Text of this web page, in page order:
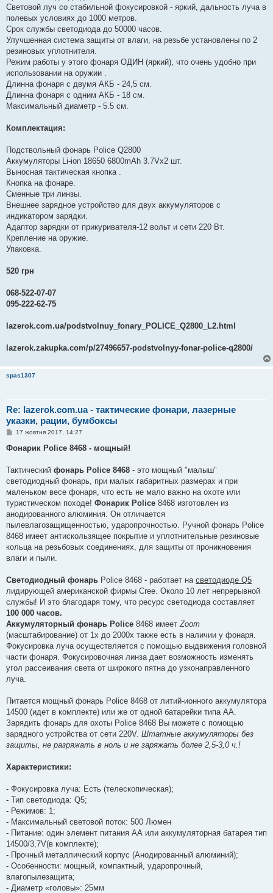
Световой луч со стабильной фокусировкой - яркий, дальность луча в
полевых условиях до 1000 метров.
Срок службы светодиода до 50000 часов.
Улучшенная система защиты от влаги, на резьбе установлены по 2
резиновых уплотнителя.
Режим работы у этого фонаря ОДИН (яркий), что очень удобно при
использовании на оружии .
Длинна фонаря с двумя АКБ - 24,5 см.
Длинна фонаря с одним АКБ - 18 см.
Максимальный диаметр - 5.5 см.
Комплектация:
Подствольный фонарь Police Q2800
Аккумуляторы Li-ion 18650 6800mAh 3.7Vх2 шт.
Выносная тактическая кнопка .
Кнопка на фонаре.
Сменные три линзы.
Внешнее зарядное устройство для двух аккумуляторов с
индикатором зарядки.
Адаптор зарядки от прикуривателя-12 вольт и сети 220 Вт.
Крепление на оружие.
Упаковка.
520 грн
068-522-07-07
095-222-62-75
lazerok.com.ua/podstvolnuy_fonary_POLICE_Q2800_L2.html
lazerok.zakupka.com/p/27496657-podstvolnyy-fonar-police-q2800/
spas1307
Re: lazerok.com.ua - тактические фонари, лазерные
указки, рации, бумбоксы
П
в
о
л
е
н
я
17 жовтня 2017, 14:27
Фонарик Police 8468 - мощный!
Тактический фонарь Police 8468 - это мощный "малыш"
светодиодный фонарь, при малых габаритных размерах и при
маленьком весе фонаря, что есть не мало важно на охоте или
туристическом походе! Фонарик Police 8468 изготовлен из
анодированного алюминия. Он отличается
пылевлагозащищенностью, ударопрочностью. Ручной фонарь Police
8468 имеет антискользящее покрытие и уплотнительные резиновые
кольца на резьбовых соединениях, для защиты от проникновения
влаги и пыли.
Светодиодный фонарь Police 8468 - работает на светодиоде Q5
лидирующей американской фирмы Cree. Около 10 лет непрерывной
службы! И это благодаря тому, что ресурс светодиода составляет
100 000 часов.
Аккумуляторный фонарь Police 8468 имеетZoom
(масштабирование) от 1х до 2000х также есть в наличии у фонаря.
Фокусировка луча осуществляется с помощью выдвижения головной
части фонаря. Фокусировочная линза дает возможность изменять
угол рассеивания света от широкого пятна до узконаправленного
луча.
Питается мощный фонарь Police 8468 от литий-ионного аккумулятора
14500 (идет в комплекте) или же от одной батарейки типа АА.
Зарядить фонарь для охоты Police 8468 Вы можете с помощью
зарядного устройства от сети 220V. Штатные аккумуляторы без
защиты, не разряжать в ноль и не заряжать более 2,5-3,0 ч.!
Характеристики:
- Фокусировка луча: Есть (телескопическая);
- Тип светодиода: Q5;
- Режимов: 1;
- Максимальный световой поток: 500 Люмен
- Питание: один элемент питания АА или аккумуляторная батарея тип
14500/3,7V(в комплекте);
- Прочный металлический корпус (Анодированный алюминий);
- Особенности: мощный, компактный, ударопрочный,
влагопылезащита;
- Диаметр «головы»: 25мм